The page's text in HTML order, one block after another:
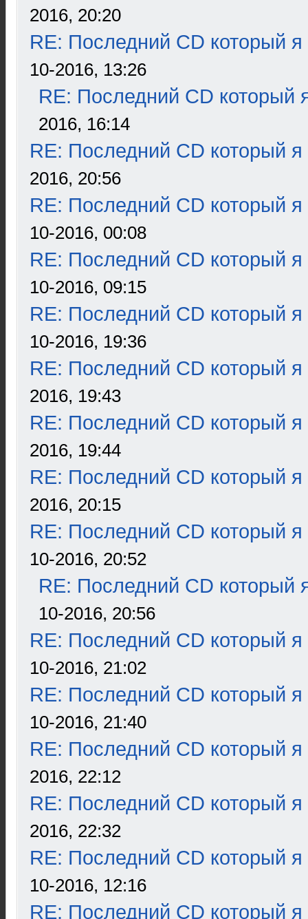
2016, 20:20
RE: Последний CD который я
10-2016, 13:26
RE: Последний CD который
2016, 16:14
RE: Последний CD который я
2016, 20:56
RE: Последний CD который я
10-2016, 00:08
RE: Последний CD который я
10-2016, 09:15
RE: Последний CD который я
10-2016, 19:36
RE: Последний CD который я
2016, 19:43
RE: Последний CD который я
2016, 19:44
RE: Последний CD который я
2016, 20:15
RE: Последний CD который я
10-2016, 20:52
RE: Последний CD который
10-2016, 20:56
RE: Последний CD который я
10-2016, 21:02
RE: Последний CD который я
10-2016, 21:40
RE: Последний CD который я
2016, 22:12
RE: Последний CD который я
2016, 22:32
RE: Последний CD который я
10-2016, 12:16
RE: Последний CD который я